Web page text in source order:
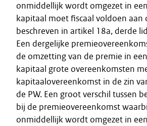
onmiddellijk wordt omgezet in
kapitaal moet fiscaal voldoen aan
beschreven in artikel 18a, derde
Een dergelijke
de omzetting van de premie in
kapitaal grote overeenkomsten
kapitaalovereenkomst in de zin
de PW. Een groot verschil tussen
bij de premieovereenkomst
onmiddellijk wordt omgezet in